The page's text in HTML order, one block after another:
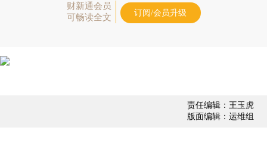
财新通会员
可畅读全文
订阅/会员升级
责任编辑：王玉虎
版面编辑：运维组